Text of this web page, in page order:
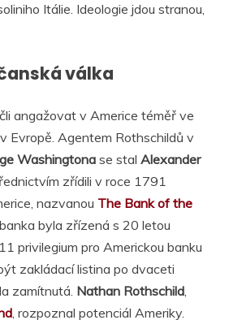
Itálie. Ideologie jdou stranou,
válka
angažovat v Americe téměř ve
Evropě. Agentem Rothschildů v
Washingtona se stal Alexander
zřídili v roce 1791
nazvanou The Bank of the
banka byla zřízená s 20 letou
privilegium pro Americkou banku
zakládací listina po dvaceti
zamítnutá. Nathan Rothschild
, rozpoznal potenciál Ameriky.